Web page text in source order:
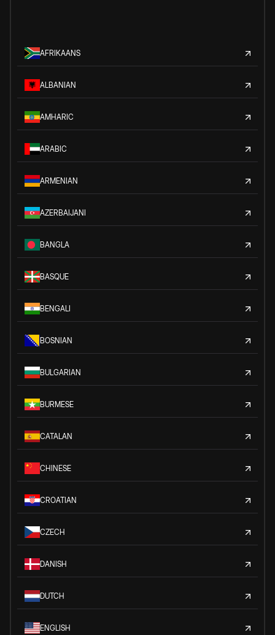
AFRIKAANS
ALBANIAN
AMHARIC
ARABIC
ARMENIAN
AZERBAIJANI
BANGLA
BASQUE
BENGALI
BOSNIAN
BULGARIAN
BURMESE
CATALAN
CHINESE
CROATIAN
CZECH
DANISH
DUTCH
ENGLISH